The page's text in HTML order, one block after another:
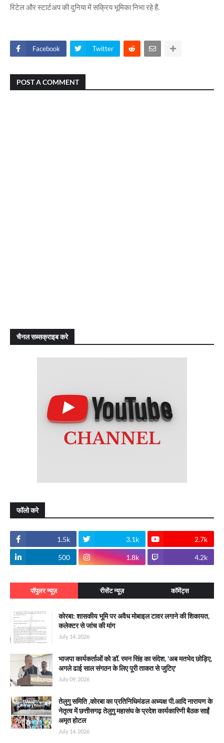
रिटेल और स्टार्टअप की दुनिया में सक्रिय भूमिका निभा रहे हैं.
Facebook Twitter
POST A COMMENT
चैनल सब्सक्राइब करे
फॉलो करे
1.5k 3.1k 2.7k
500 1.8k 4.2k
पॉपुलर न्यूज़ रीसेंट न्यूज़ कॉमेंट्स
कोरबा: शासकीय भूमि पर अवैध मोबाइल टावर लगाने की शिकायत,
कलेक्टर से जांच की मांग
July 14, 2026
भाजपा कार्यकर्ताओं को डॉ. रमन सिंह का संदेश, 'अब मतभेद छोड़िए,
अगले ढाई साल संगठन के लिए पूरी ताकत से जुटिए'
July 09, 2026
तेलुगु समिति ,कोरबा का प्रतिनिधिमंडल अध्यक्ष पी.आदि नारायण के
नेतृत्व में छत्तीसगढ़ तेलुगु महासंघ के प्रदेश कार्यकारिणी बैठक साईं
अमृत होटल
July 14, 2026